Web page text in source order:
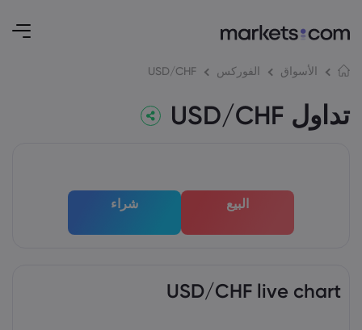
الأسواق الفوركس USD/CHF
تداول USD/CHF
البيع شراء
USD/CHF live chart